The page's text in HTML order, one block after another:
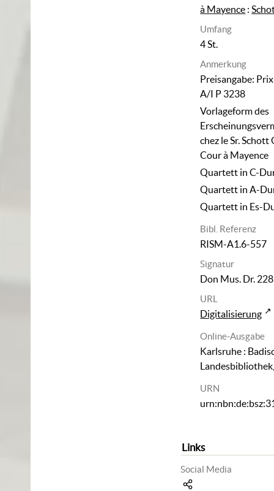
à Mayence :
Umfang
4 St.
Anmerkung
Preisangabe:
A/I P 3238
Vorlageform des
chez le Sr. Schott
Cour à Mayence
Quartett in C-
Quartett in A-
Quartett in Es-
Bibl. Referenz
RISM-A1.6-557
Signatur
Don Mus. Dr.
URL
Digitalisierung
Online-Ausgabe
Karlsruhe :
URN
Links
Social Media